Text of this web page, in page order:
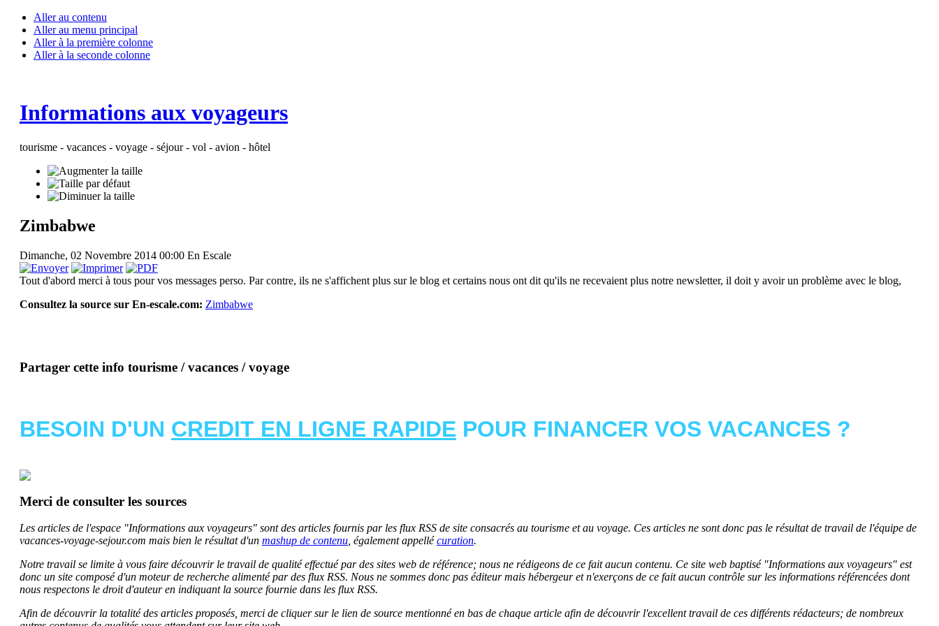
Aller au contenu
Aller au menu principal
Aller à la première colonne
Aller à la seconde colonne
Informations aux voyageurs
tourisme - vacances - voyage - séjour - vol - avion - hôtel
Zimbabwe
Dimanche, 02 Novembre 2014 00:00 En Escale
Tout d'abord merci à tous pour vos messages perso. Par contre, ils ne s'affichent plus sur le blog et certains nous ont dit qu'ils ne recevaient plus notre newsletter, il doit y avoir un problème avec le blog,
Consultez la source sur En-escale.com: Zimbabwe
Partager cette info tourisme / vacances / voyage
BESOIN D'UN CREDIT EN LIGNE RAPIDE POUR FINANCER VOS VACANCES ?
Merci de consulter les sources
Les articles de l'espace "Informations aux voyageurs" sont des articles fournis par les flux RSS de site consacrés au tourisme et au voyage. Ces articles ne sont donc pas le résultat de travail de l'équipe de
vacances-voyage-sejour.com mais bien le résultat d'un mashup de contenu, également appellécuration.
Notre travail se limite à vous faire découvrir le travail de qualité effectué par des sites web de référence; nous ne rédigeons de ce fait aucun contenu. Ce site web baptisé "Informations aux voyageurs" est
donc un site composé d'un moteur de recherche alimenté par des flux RSS. Nous ne sommes donc pas éditeur mais hébergeur et n'exerçons de ce fait aucun contrôle sur les informations référencées dont
nous respectons le droit d'auteur en indiquant la source fournie dans les flux RSS.
Afin de découvrir la totalité des articles proposés, merci de cliquer sur le lien de source mentionné en bas de chaque article afin de découvrir l'excellent travail de ces différents rédacteurs; de nombreux